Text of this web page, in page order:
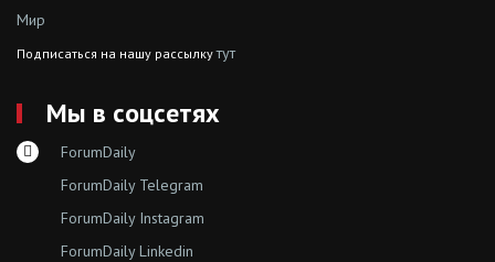
Мир
Подписаться на нашу рассылкутут
Мы в соцсетях
ForumDaily
ForumDaily Telegram
ForumDaily Instagram
ForumDaily Linkedin